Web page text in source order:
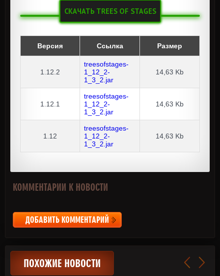
СКАЧАТЬ TREES OF STAGES
Версия Ссылка Размер
1.12.2
treesofstages-
1_12_2-
1_3_2.jar
14,63 Kb
1.12.1
treesofstages-
1_12_2-
1_3_2.jar
14,63 Kb
1.12
treesofstages-
1_12_2-
1_3_2.jar
14,63 Kb
КОММЕНТАРИИ К НОВОСТИ
ДОБАВИТЬ КОММЕНТАРИЙ
ПОХОЖИЕ НОВОСТИ